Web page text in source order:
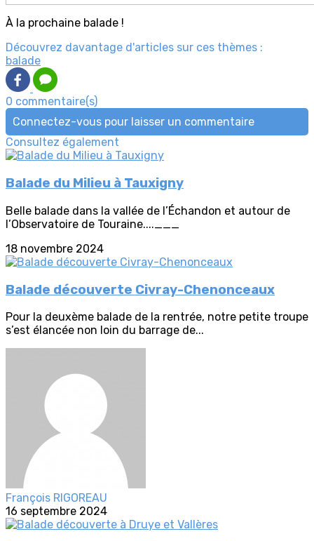
À la prochaine balade !
Découvrez davantage d'articles sur ces thèmes :
balade
0 commentaire(s)
Connectez-vous pour laisser un commentaire
Consultez également
Balade du Milieu à Tauxigny
Belle balade dans la vallée de l’Échandon et autour de
l’Observatoire de Touraine....___
18 novembre 2024
Balade découverte Civray-Chenonceaux
Pour la deuxème balade de la rentrée, notre petite troupe
s’est élancée non loin du barrage de...
François RIGOREAU
16 septembre 2024